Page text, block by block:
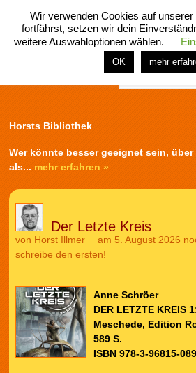
home rubrik buch comic spiel
Horsts Bibliothek
Wer könnte besser geeignet sein,
als... mehr erfahren »
Der Letzte Kreis
von Horst Illmer am 5. August 2026
schreibe den ersten!
Anne Schröer
DER LETZTE KREIS
Meschede, Edition
589 S.
ISBN 978-3-96815-
Wir verwenden Cookies auf
fortfährst, setzen wir dein
weitere Auswahloptionen wählen.
OK mehr